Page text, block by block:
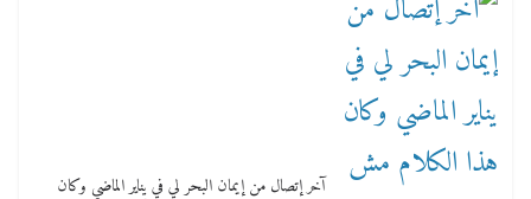
آخر إتصال من إيمان البحر لي في يناير الماضي وكان